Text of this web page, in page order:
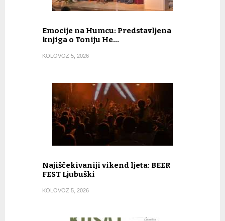
Emocije na Humcu: Predstavljena
knjiga o Toniju He…
KOLOVOZ 5, 2026
Najiščekivaniji vikend ljeta: BEER
FEST Ljubuški
KOLOVOZ 5, 2026